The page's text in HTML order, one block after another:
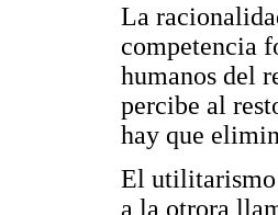
La
competencia
humanos del
percibe al
hay que
El utilitarismo
a la otrora